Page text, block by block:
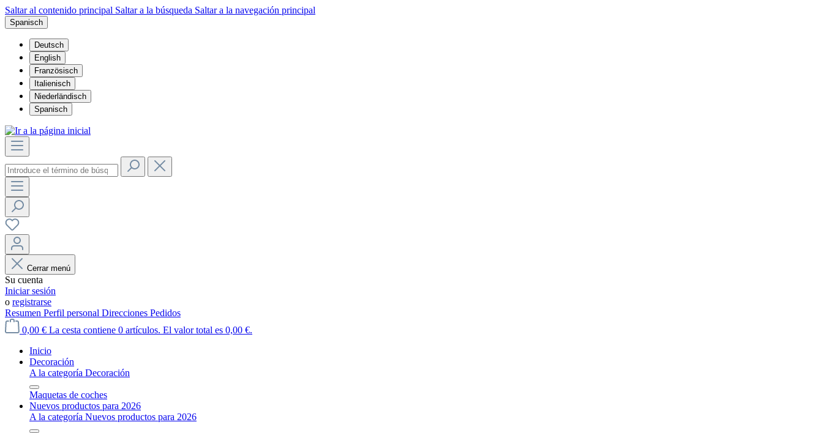
Saltar al contenido principal Saltar a la búsqueda Saltar a la navegación principal
Spanisch
Deutsch
English
Französisch
Italienisch
Niederländisch
Spanisch
Cerrar menú
Su cuenta
Iniciar sesión
o registrarse
Resumen Perfil personal Direcciones Pedidos
0,00 € La cesta contiene 0 artículos. El valor total es 0,00 €.
Inicio
Decoración
A la categoría Decoración
Maquetas de coches
Nuevos productos para 2026
A la categoría Nuevos productos para 2026